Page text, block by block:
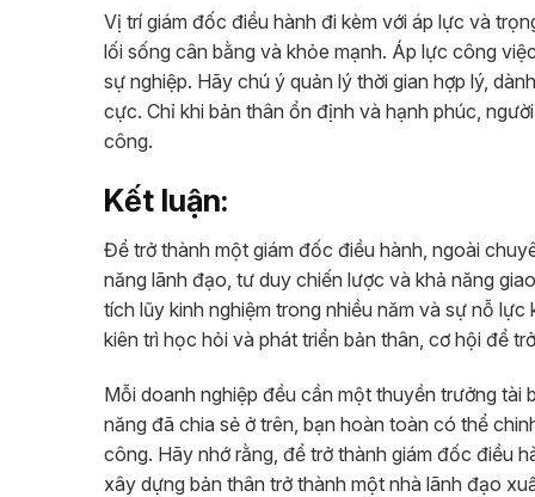
Vị trí giám đốc điều hành đi kèm với áp lực và
lối sống cân bằng và khỏe mạnh. Áp lực công
sự nghiệp. Hãy chú ý quản lý thời gian hợp lý,
cực. Chỉ khi bản thân ổn định và hạnh phúc,
công.
Kết luận:
Để trở thành một giám đốc điều hành, ngoài
năng lãnh đạo, tư duy chiến lược và khả năng
tích lũy kinh nghiệm trong nhiều năm và sự nỗ
kiên trì học hỏi và phát triển bản thân, cơ hội để
Mỗi doanh nghiệp đều cần một thuyền trưởng tài
năng đã chia sẻ ở trên, bạn hoàn toàn có thể
công. Hãy nhớ rằng, để trở thành giám đốc điều
xây dựng bản thân trở thành một nhà lãnh đạo